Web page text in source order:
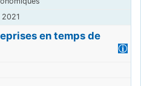
en temps de